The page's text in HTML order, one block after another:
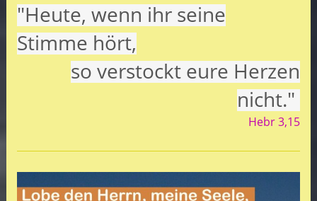
"Heute, wenn ihr seine
Stimme hört,
so verstockt eure Herzen
nicht."
Hebr 3,15